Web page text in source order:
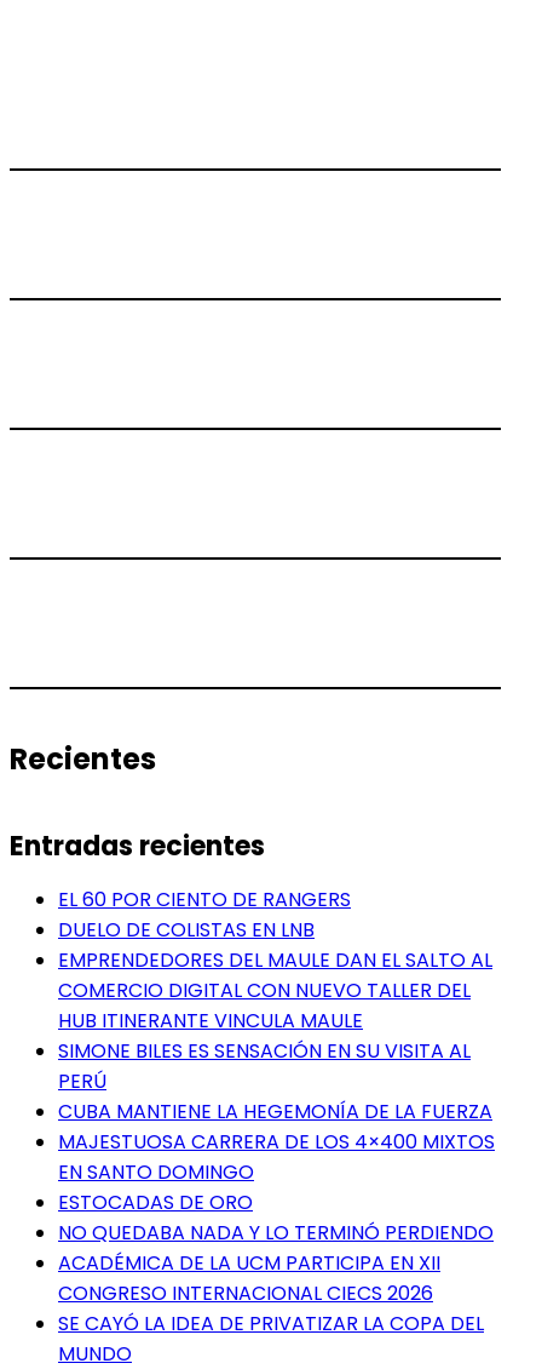
Recientes
Entradas recientes
EL 60 POR CIENTO DE RANGERS
DUELO DE COLISTAS EN LNB
EMPRENDEDORES DEL MAULE DAN EL SALTO AL
COMERCIO DIGITAL CON NUEVO TALLER DEL
HUB ITINERANTE VINCULA MAULE
SIMONE BILES ES SENSACIÓN EN SU VISITA AL
PERÚ
CUBA MANTIENE LA HEGEMONÍA DE LA FUERZA
MAJESTUOSA CARRERA DE LOS 4×400 MIXTOS
EN SANTO DOMINGO
ESTOCADAS DE ORO
NO QUEDABA NADA Y LO TERMINÓ PERDIENDO
ACADÉMICA DE LA UCM PARTICIPA EN XII
CONGRESO INTERNACIONAL CIECS 2026
SE CAYÓ LA IDEA DE PRIVATIZAR LA COPA DEL
MUNDO